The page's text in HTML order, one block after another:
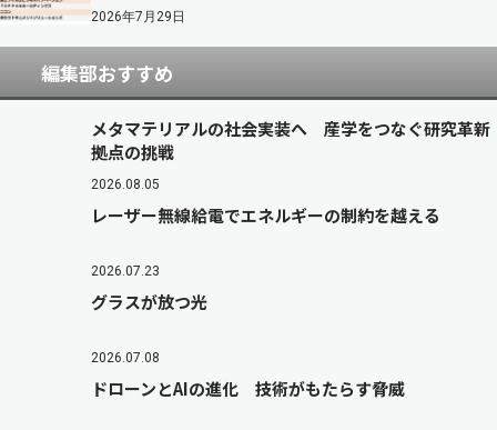
2026年7月29日
編集部おすすめ
メタマテリアルの社会実装へ 産学をつなぐ研究革新
拠点の挑戦
2026.08.05
レーザー無線給電でエネルギーの制約を越える
2026.07.23
グラスが放つ光
2026.07.08
ドローンとAIの進化 技術がもたらす脅威